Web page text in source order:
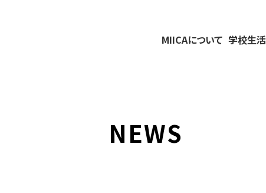
MIICAについて 学校生
NEWS